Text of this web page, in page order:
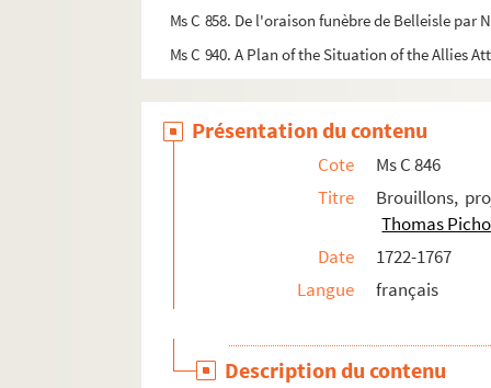
Ms C 858. De l'oraison funèbre de Belleisle par
Ms C 940. A Plan of the Situation of the Allies
Présentation du contenu
Cote
Ms C 846
Titre
Brouillons,
Thomas
Date
1722-1767
Langue
français
Description du contenu